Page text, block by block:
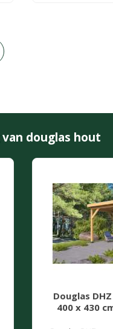
douglas hout
Douglas
400 x 430